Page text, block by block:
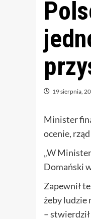
19 sierpnia,
Minister
ocenie,
„W
Domański
Zapewnił
żeby ludzie
–